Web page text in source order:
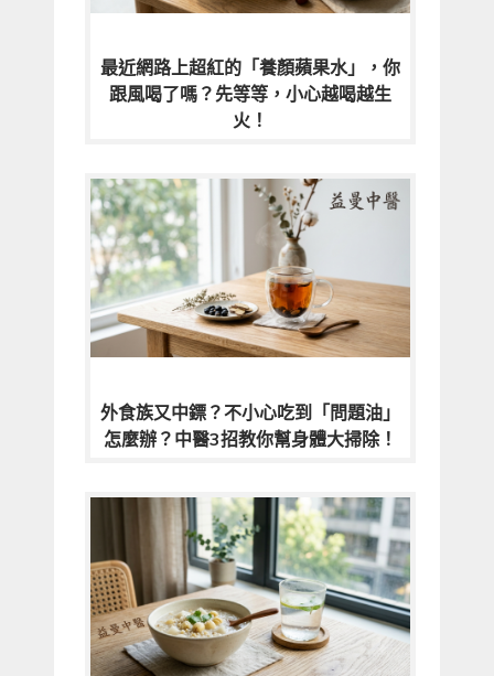
最近網路上超紅的「養顏蘋果水」，你
跟風喝了嗎？先等等，小心越喝越生
火！
外食族又中鏢？不小心吃到「問題油」
怎麼辦？中醫3招教你幫身體大掃除！